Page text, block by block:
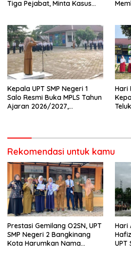
Tiga Pejabat, Minta Kasus
Kepala UPT SMP Negeri 1
Salo Resmi Buka MPLS Tahun
Ajaran 2026/2027,
Hari
Rekomendasi untuk kamu
Prestasi Gemilang O2SN, UPT
SMP Negeri 2 Bangkinang
Kota Harumkan Nama
Hari
UPT